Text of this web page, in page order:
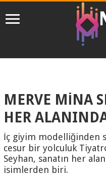
MERVE MİNA
HER
İç giyim modelliğinden
cesur bir yolculuk
Seyhan, sanatın her
isimlerden biri.